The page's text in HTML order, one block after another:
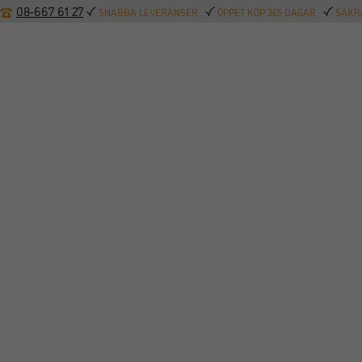
08-667 61 27 SNABBA LEVERANSER ÖPPET KÖP 365 DAGAR